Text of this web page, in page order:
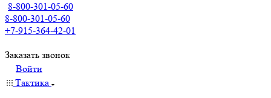
8-800-301-05-60
8-800-301-05-60
+7-915-364-42-01
Заказать звонок
Войти
Тактика